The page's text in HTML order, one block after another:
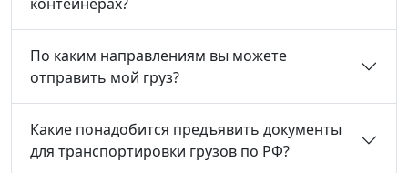
По каким направлениям вы можете
отправить мой груз?
Какие понадобится предъявить документы
для транспортировки грузов по РФ?